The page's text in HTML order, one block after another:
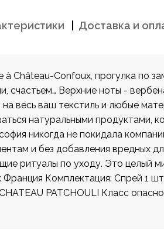
Доставка и
à Château-Confoux, прогулка по
счастьем… Верхние ноты -
на весь ваш текстиль и любые
натуральными продуктами,
никогда не покидала
и без добавления вредных
ритуалы по уходу. Это целый
Франция Комплектация: Спрей 1
PATCHOULI Класс